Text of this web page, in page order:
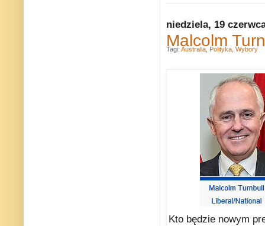
niedziela, 19
Malcolm
Kto będzie nowym
Tagi: Australia, Polityka, Wybory